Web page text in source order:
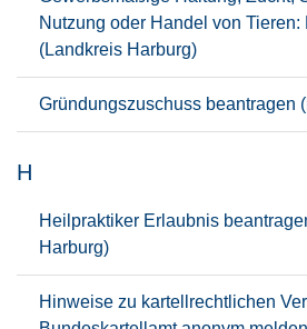
Nutzung oder Handel von Tieren:
(Landkreis Harburg)
Gründungszuschuss beantragen
H
Heilpraktiker Erlaubnis
Harburg)
Hinweise zu kartellrechtlichen